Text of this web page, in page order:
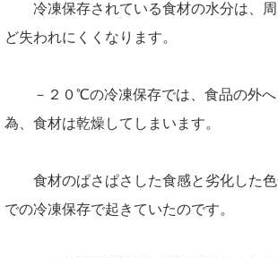
冷凍保存されている食材の水分は、周
ど失われにくくなります。
－２０℃の冷凍保存では、食品の外へ
為、食材は乾燥してしまいます。
食材のぱさぱさした食感と劣化した色
での冷凍保存で起きていたのです。